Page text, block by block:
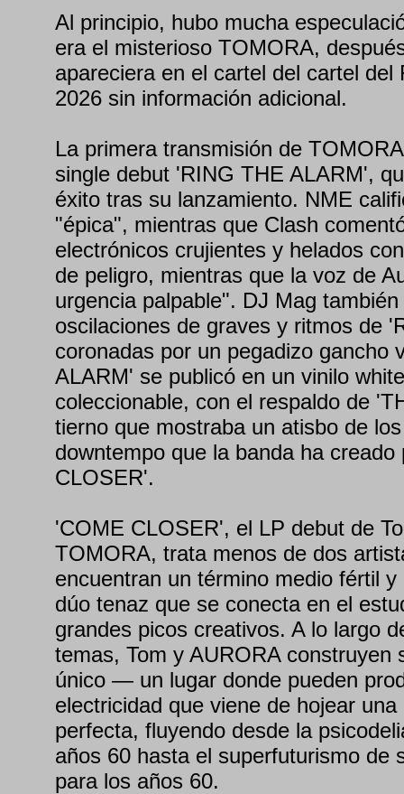
Al principio, hubo mucha
era el misterioso TOMORA,
apareciera en el cartel del cartel del
2026 sin información adicional.
La primera transmisión de
single debut 'RING THE ALARM',
éxito tras su lanzamiento. NME
"épica", mientras que Clash
electrónicos crujientes y helados
de peligro, mientras que la voz de
urgencia palpable". DJ Mag
oscilaciones de graves y ritmos de
coronadas por un pegadizo gancho
ALARM' se publicó en un vinilo
coleccionable, con el respaldo de
tierno que mostraba un atisbo de
downtempo que la banda ha creado
CLOSER'.
'COME CLOSER', el LP debut de
TOMORA, trata menos de dos
encuentran un término medio fértil
dúo tenaz que se conecta en el
grandes picos creativos. A lo largo
temas, Tom y AURORA construyen
único — un lugar donde pueden
electricidad que viene de hojear
perfecta, fluyendo desde la
años 60 hasta el superfuturismo de
para los años 60.